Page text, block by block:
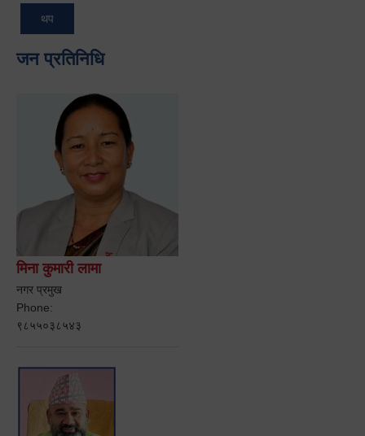
थप
जन प्रतिनिधि
मिना कुमारी लामा
नगर प्रमुख
Phone:
९८५५०३८५४३